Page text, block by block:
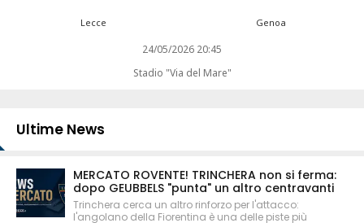
Lecce Genoa
24/05/2026 20:45
Stadio "Via del Mare"
Ultime News
MERCATO ROVENTE! TRINCHERA non si ferma:
dopo GEUBBELS "punta" un altro centravanti
Trinchera cerca un altro rinforzo per l'attacco:
l'angolano della Fiorentina è una delle piste più